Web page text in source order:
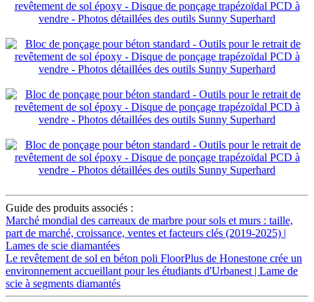
Guide des produits associés :
Marché mondial des carreaux de marbre pour sols et murs : taille,
part de marché, croissance, ventes et facteurs clés (2019-2025) |
Lames de scie diamantées
Le revêtement de sol en béton poli FloorPlus de Honestone crée un
environnement accueillant pour les étudiants d'Urbanest | Lame de
scie à segments diamantés